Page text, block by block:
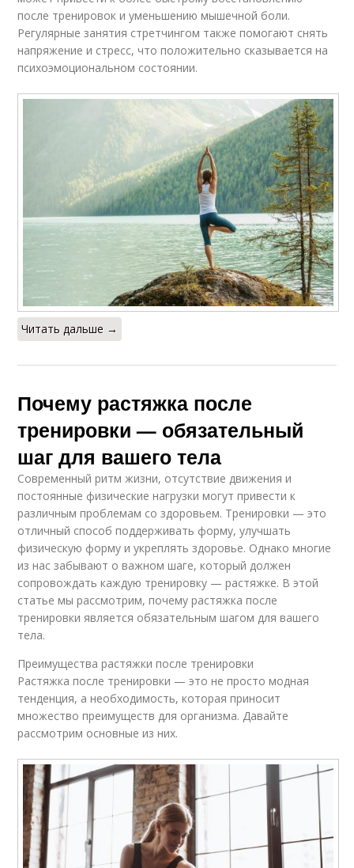
после тренировок и уменьшению мышечной боли.
Регулярные занятия стретчингом также помогают снять
напряжение и стресс, что положительно сказывается на
психоэмоциональном состоянии.
Читать дальше →
Почему растяжка после
тренировки — обязательный
шаг для вашего тела
Современный ритм жизни, отсутствие движения и
постоянные физические нагрузки могут привести к
различным проблемам со здоровьем. Тренировки — это
отличный способ поддерживать форму, улучшать
физическую форму и укреплять здоровье. Однако многие
из нас забывают о важном шаге, который должен
сопровождать каждую тренировку — растяжке. В этой
статье мы рассмотрим, почему растяжка после
тренировки является обязательным шагом для вашего
тела.
Преимущества растяжки после тренировки
Растяжка после тренировки — это не просто модная
тенденция, а необходимость, которая приносит
множество преимуществ для организма. Давайте
рассмотрим основные из них.